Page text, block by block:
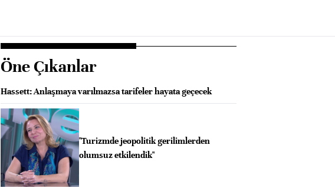
Öne Çıkanlar
Hassett: Anlaşmaya varılmazsa tarifeler hayata geçecek
"Turizmde jeopolitik gerilimlerden
olumsuz etkilendik"